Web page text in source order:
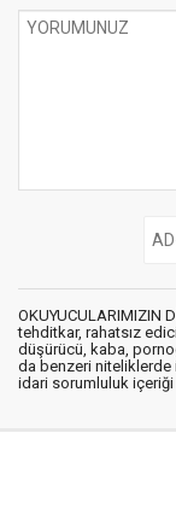
OKUYUCULARIMIZIN
tehditkar, rahatsız
düşürücü, kaba,
da benzeri niteliklerde
idari sorumluluk içeriği